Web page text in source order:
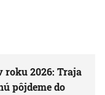
roku 2026: Traja
pôjdeme do